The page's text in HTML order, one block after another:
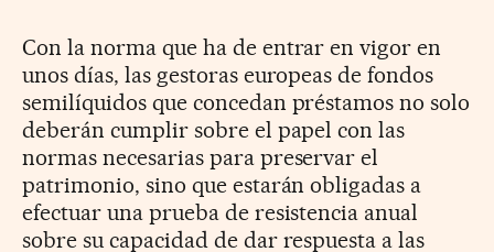
Con la norma que ha de entrar en vigor en
unos días, las gestoras europeas de fondos
semilíquidos que concedan préstamos no solo
deberán cumplir sobre el papel con las
normas necesarias para preservar el
patrimonio, sino que estarán obligadas a
efectuar una prueba de resistencia anual
sobre su capacidad de dar respuesta a las